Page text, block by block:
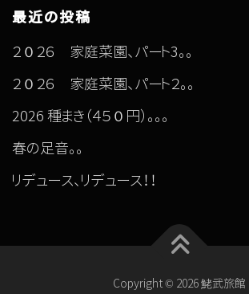
最近の投稿
２０２６ 家庭菜園、パート3。。
２０２６ 家庭菜園、パート２。。
2026 種まき（４５０円）。。。
春の足音。。
リデュース、リデュース！！
Copyright © 2026 鮱武旅館